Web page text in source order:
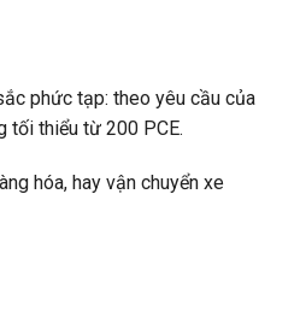
phức tạp: theo yêu cầu của
tối thiểu từ 200 PCE.
hóa, hay vận chuyển xe